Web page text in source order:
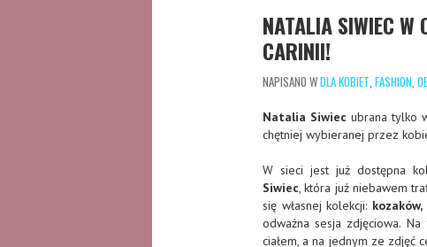
NATALIA SIWIEC W
CARINII!
NAPISANO WDLA KOBIET FASHION
Natalia Siwiec ubrana tylko
chętniej wybieranej przez
W sieci jest już dostępna
Siwiec, która już niebawem
się własnej kolekcji:
odważna sesja zdjęciowa. Na
ciałem, a na jednym ze zdjęć